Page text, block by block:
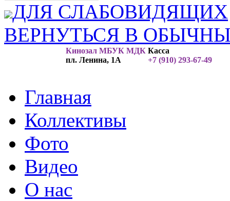
ДЛЯ СЛАБОВИДЯЩИХ
ВЕРНУТЬСЯ В
Кинозал МБУК МДК
пл. Ленина, 1А
Касса
+7 (910) 293-67-49
Главная
Коллективы
Фото
Видео
О нас